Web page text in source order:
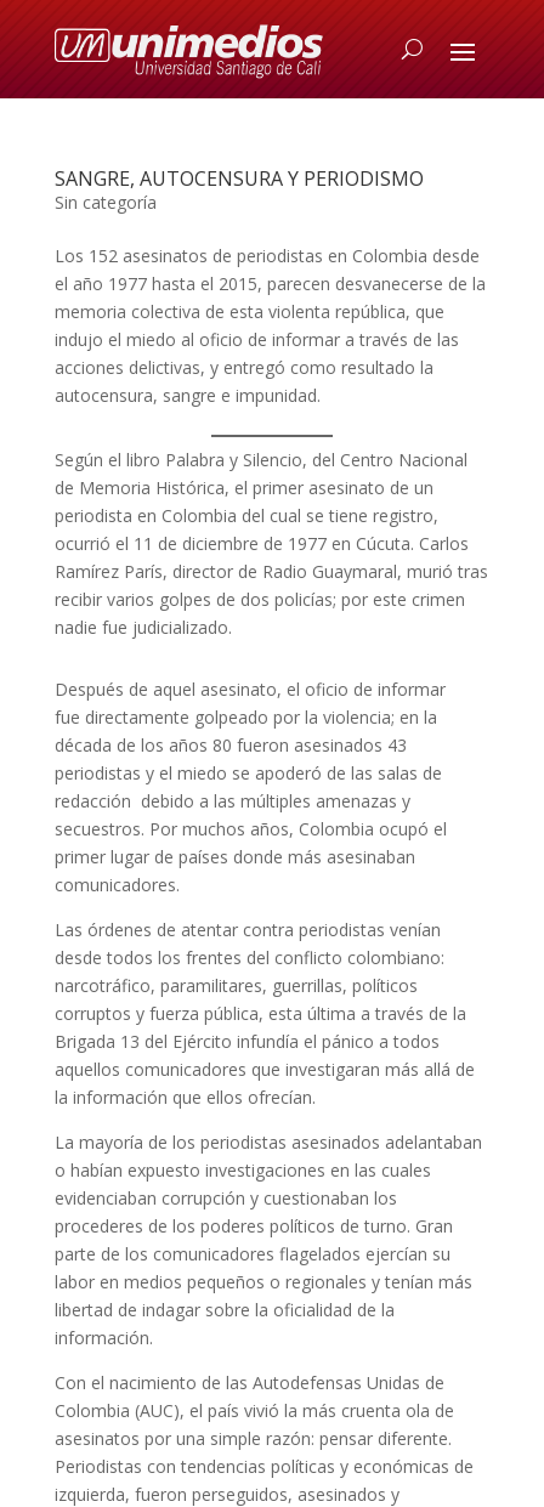
SANGRE, AUTOCENSURA Y PERIODISMO
Sin categoría
Los 152 asesinatos de periodistas en Colombia desde
el año 1977 hasta el 2015, parecen desvanecerse de la
memoria colectiva de esta violenta república, que
indujo el miedo al oficio de informar a través de las
acciones delictivas, y entregó como resultado la
autocensura, sangre e impunidad.
Según el libro Palabra y Silencio, del Centro Nacional
de Memoria Histórica, el primer asesinato de un
periodista en Colombia del cual se tiene registro,
ocurrió el 11 de diciembre de 1977 en Cúcuta. Carlos
Ramírez París, director de Radio Guaymaral, murió tras
recibir varios golpes de dos policías; por este crimen
nadie fue judicializado.
Después de aquel asesinato, el oficio de informar
fue directamente golpeado por la violencia; en la
década de los años 80 fueron asesinados 43
periodistas y el miedo se apoderó de las salas de
redacción debido a las múltiples amenazas y
secuestros. Por muchos años, Colombia ocupó el
primer lugar de países donde más asesinaban
comunicadores.
Las órdenes de atentar contra periodistas venían
desde todos los frentes del conflicto colombiano:
narcotráfico, paramilitares, guerrillas, políticos
corruptos y fuerza pública, esta última a través de la
Brigada 13 del Ejército infundía el pánico a todos
aquellos comunicadores que investigaran más allá de
la información que ellos ofrecían.
La mayoría de los periodistas asesinados adelantaban
o habían expuesto investigaciones en las cuales
evidenciaban corrupción y cuestionaban los
procederes de los poderes políticos de turno. Gran
parte de los comunicadores flagelados ejercían su
labor en medios pequeños o regionales y tenían más
libertad de indagar sobre la oficialidad de la
información.
Con el nacimiento de las Autodefensas Unidas de
Colombia (AUC), el país vivió la más cruenta ola de
asesinatos por una simple razón: pensar diferente.
Periodistas con tendencias políticas y económicas de
izquierda, fueron perseguidos, asesinados y